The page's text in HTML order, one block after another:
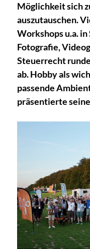
Möglichkeit sich
auszutauschen.
Workshops u.a.
Fotografie,
Steuerrecht
ab. Hobby als
passende
präsentierte